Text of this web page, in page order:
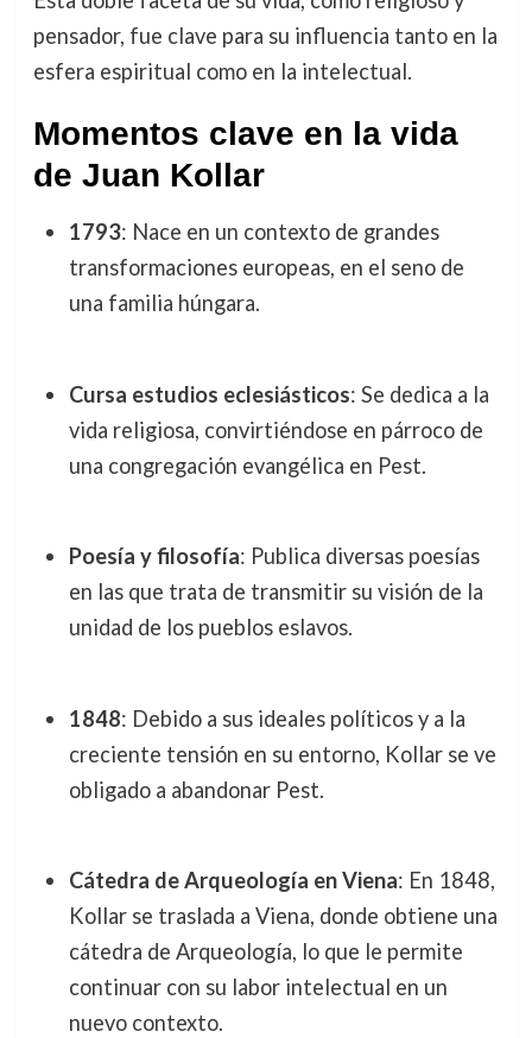
pensador, fue clave para su influencia tanto en la
esfera espiritual como en la intelectual.
Momentos clave en la vida
de Juan Kollar
1793: Nace en un contexto de grandes
transformaciones europeas, en el seno de
una familia húngara.
Cursa estudios eclesiásticos: Se dedica a la
vida religiosa, convirtiéndose en párroco de
una congregación evangélica en Pest.
Poesía y filosofía: Publica diversas poesías
en las que trata de transmitir su visión de la
unidad de los pueblos eslavos.
1848: Debido a sus ideales políticos y a la
creciente tensión en su entorno, Kollar se ve
obligado a abandonar Pest.
Cátedra de Arqueología en Viena: En 1848,
Kollar se traslada a Viena, donde obtiene una
cátedra de Arqueología, lo que le permite
continuar con su labor intelectual en un
nuevo contexto.